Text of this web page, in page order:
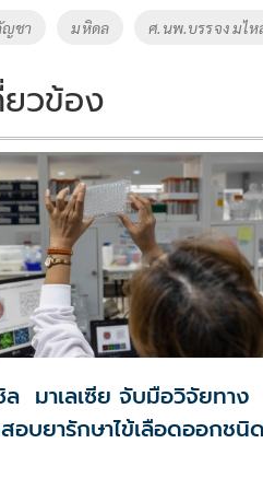
Li
k
ญชา มหิดล ศ.นพ.บรรจง มไห
ยวข้อง
ล มาเลเซีย จับมือวิจัยทาง
บยารักษาไข้เลือดออกชนิด